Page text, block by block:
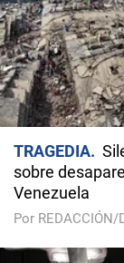
TRAGEDIA
sobre
Venezuela
Por